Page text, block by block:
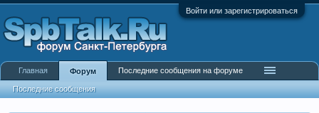
Войти или зарегистрироваться
Главная Форум
Последние сообщения
Последние сообщения на форуме